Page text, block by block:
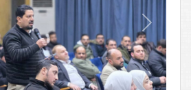
Previous